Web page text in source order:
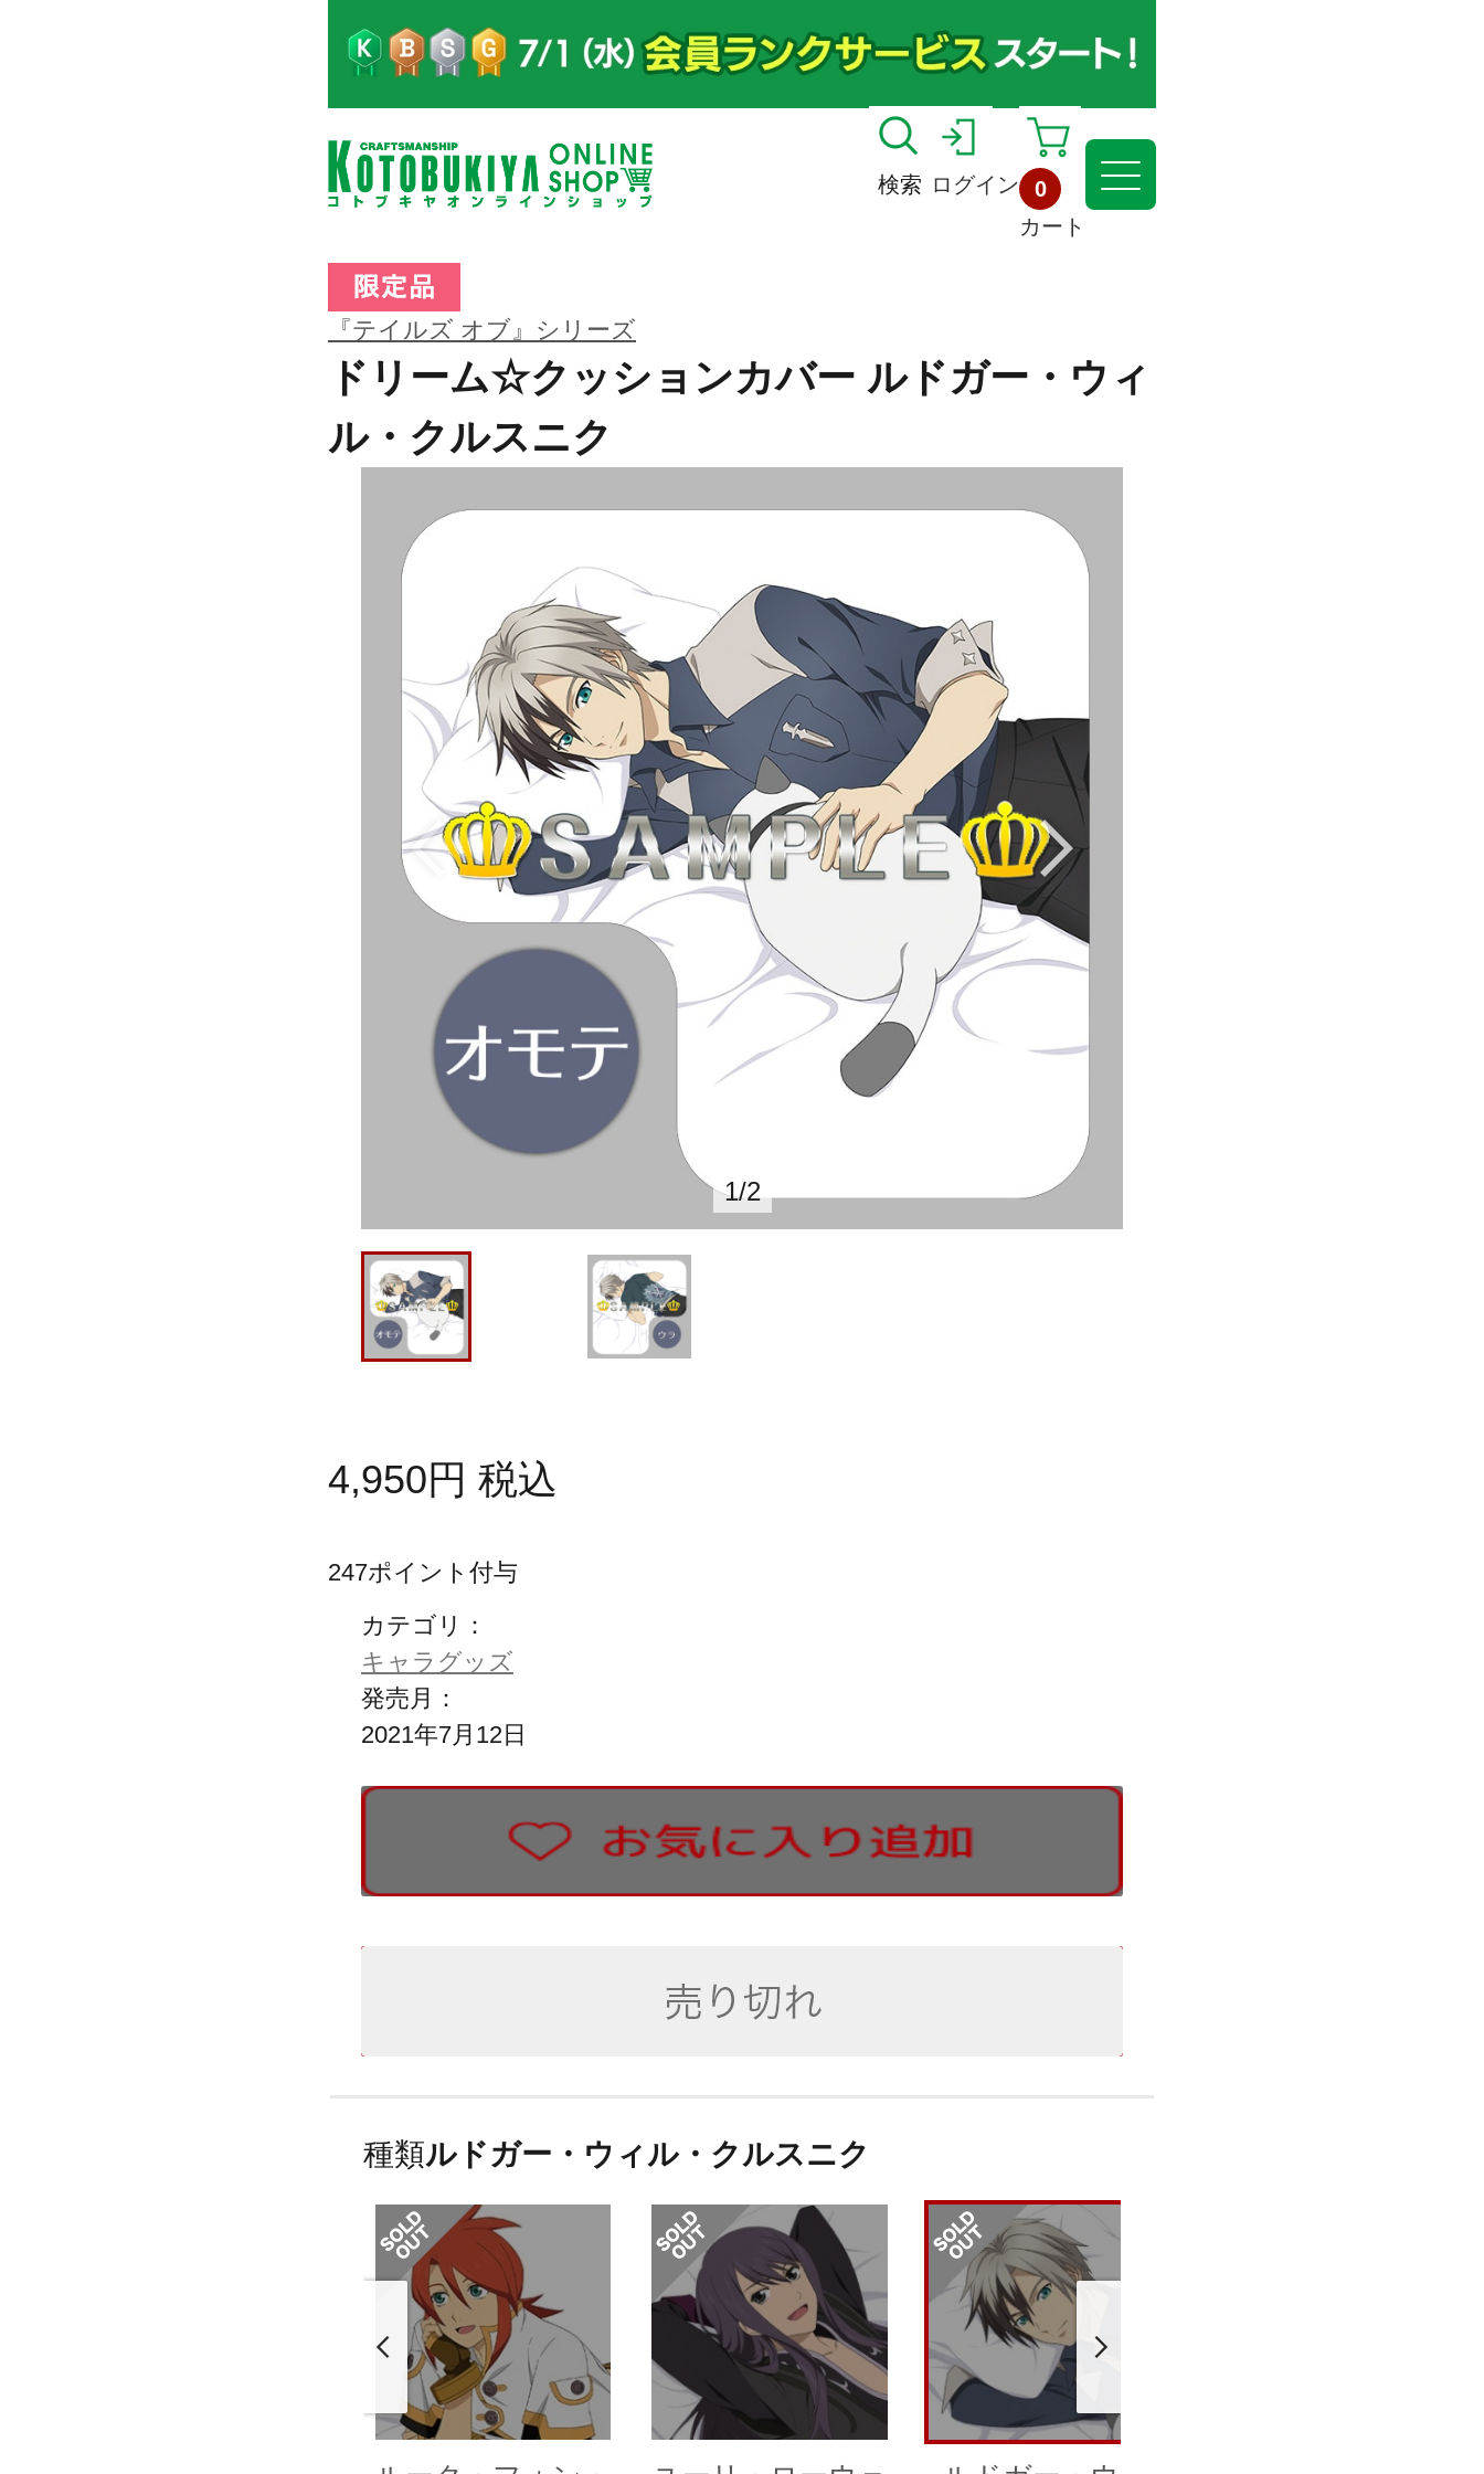
検索 ログイン
0
カート
『テイルズ オブ』シリーズ
ドリーム☆クッションカバー ルドガー・ウィ
ル・クルスニク
1/2
4,950円 税込
247ポイント付与
カテゴリ：
キャラグッズ
発売月：
2021年7月12日
種類ルドガー・ウィル・クルスニク